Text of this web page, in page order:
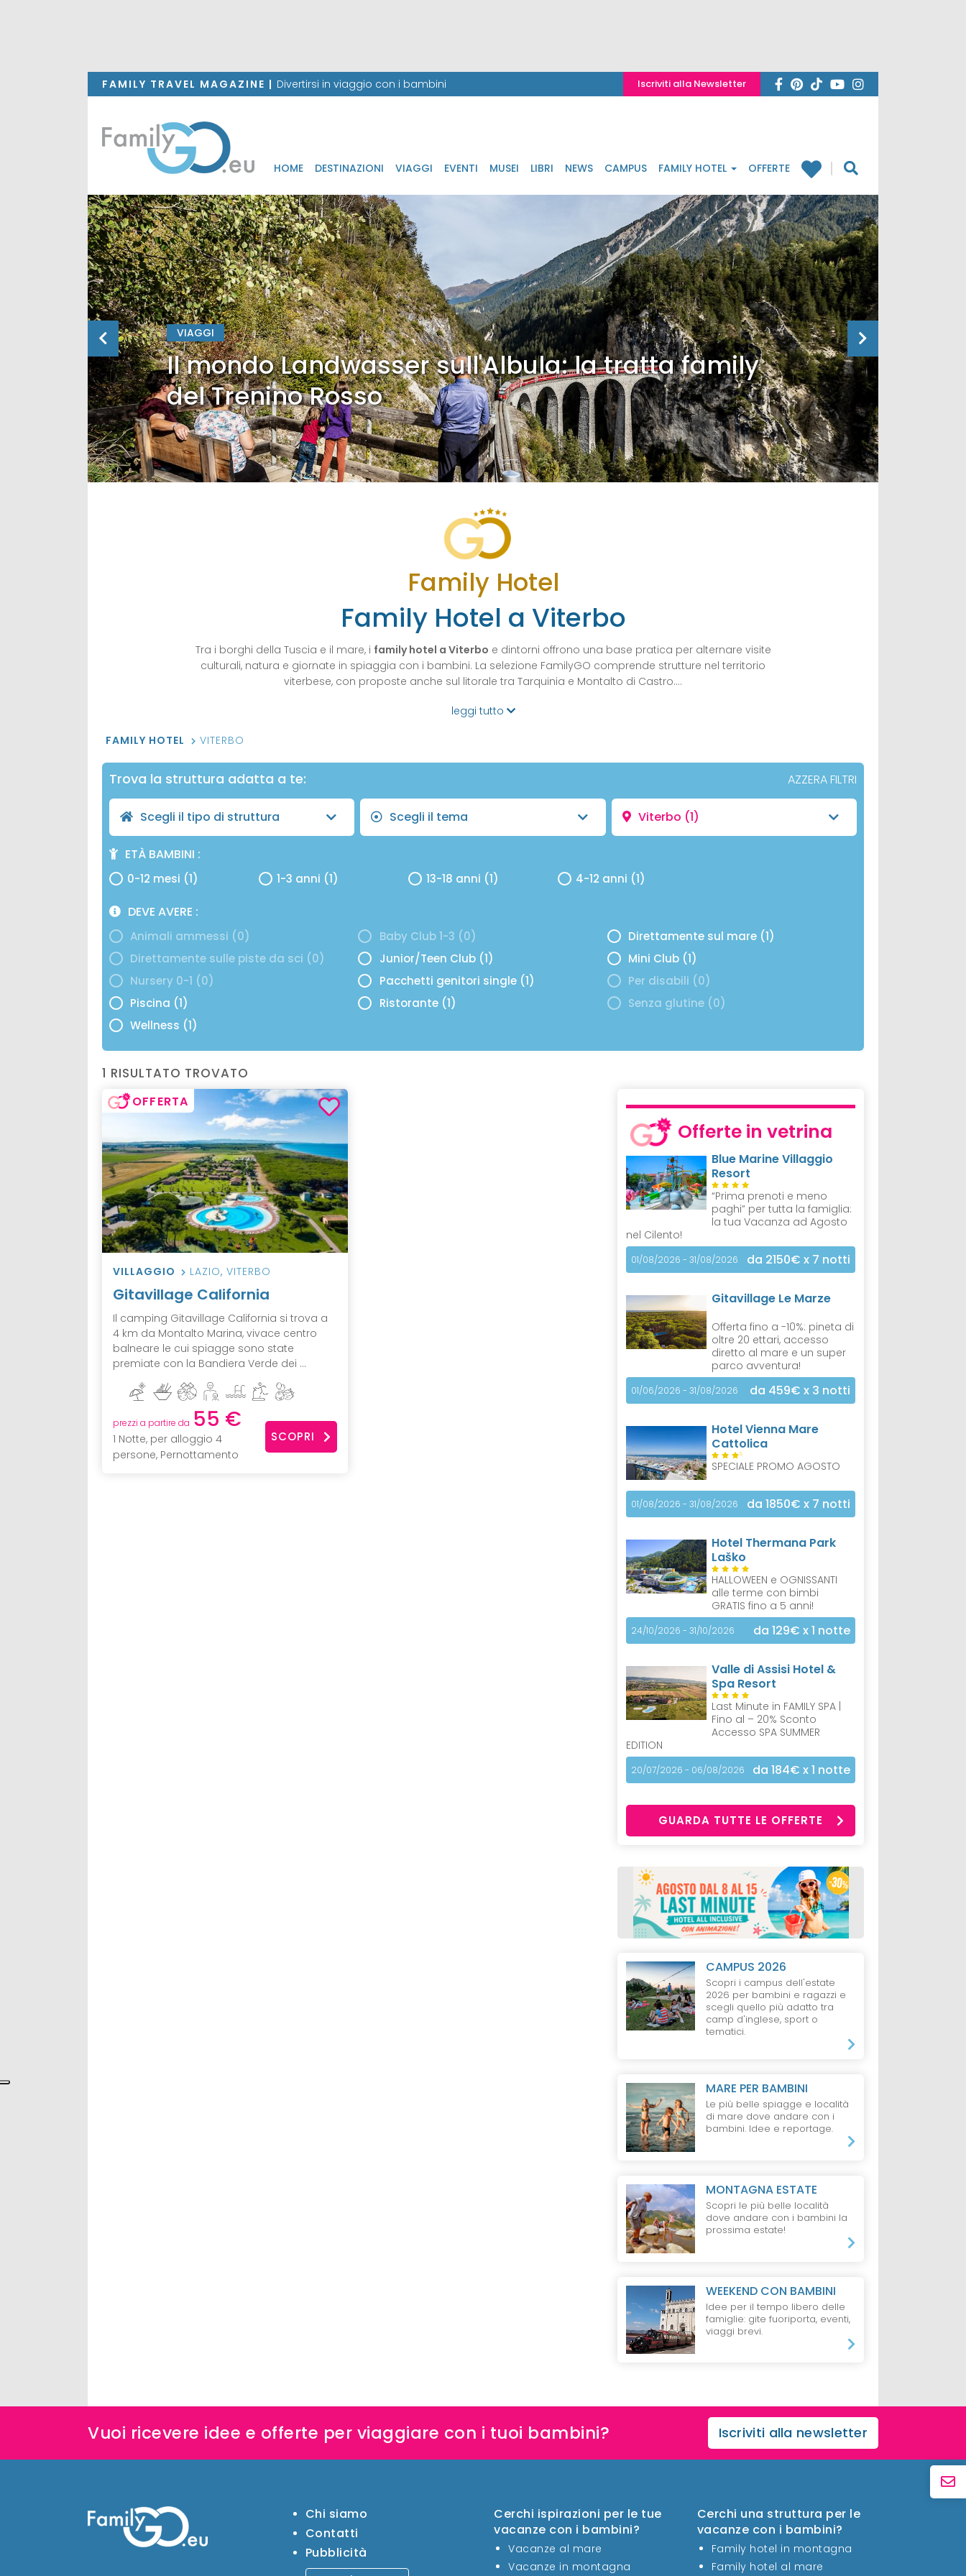
FAMILY TRAVEL MAGAZINE | Divertirsi in viaggio con i bambini Iscriviti alla Newsletter
HOME DESTINAZIONI VIAGGI EVENTI MUSEI LIBRI NEWS CAMPUS FAMILY HOTEL OFFERTE
VIAGGI
Il mondo Landwasser sull'Albula: la tratta family
del Trenino Rosso
Family Hotel
Family Hotel a Viterbo
Tra i borghi della Tuscia e il mare, i family hotel a Viterbo e dintorni offrono una base pratica per alternare visite
culturali, natura e giornate in spiaggia con i bambini. La selezione FamilyGO comprende strutture nel territorio
viterbese, con proposte anche sul litorale tra Tarquinia e Montalto di Castro.…
leggi tutto
FAMILY HOTEL VITERBO
Trova la struttura adatta a te: AZZERA FILTRI
Scegli il tipo di struttura Scegli il tema Viterbo (1)
ETÀ BAMBINI
0-12 mesi (1) 1-3 anni (1) 13-18 anni (1) 4-12 anni (1)
DEVE AVERE
Animali ammessi (0) Baby Club 1-3 (0)
Direttamente sul mare (1)
Direttamente sulle piste da sci (0)
Junior/Teen Club (1)
Mini Club (1)
Nursery 0-1 (0)
Pacchetti genitori single (1)
Per disabili (0)
Piscina (1)
Ristorante (1)
Senza glutine (0)
Wellness (1)
1 RISULTATO TROVATO
OFFERTA
VILLAGGIO LAZIO, VITERBO
Gitavillage California
Il camping Gitavillage California si trova a
4 km da Montalto Marina, vivace centro
balneare le cui spiagge sono state
premiate con la Bandiera Verde dei ...
prezzi a partire da 55 €
1 Notte, per alloggio 4
persone, Pernottamento
SCOPRI
Offerte in vetrina
Blue Marine Villaggio
Resort
“Prima prenoti e meno
paghi” per tutta la famiglia:
la tua Vacanza ad Agosto
nel Cilento!
01/08/2026 - 31/08/2026 da 2150€ x 7 notti
Gitavillage Le Marze
Offerta fino a -10%: pineta di
oltre 20 ettari, accesso
diretto al mare e un super
parco avventura!
01/06/2026 - 31/08/2026 da 459€ x 3 notti
Hotel Vienna Mare
Cattolica
S
SPECIALE PROMO AGOSTO
01/08/2026 - 31/08/2026 da 1850€ x 7 notti
Hotel Thermana Park
Laško
HALLOWEEN e OGNISSANTI
alle terme con bimbi
GRATIS fino a 5 anni!
24/10/2026 - 31/10/2026 da 129€ x 1 notte
Valle di Assisi Hotel &
Spa Resort
Last Minute in FAMILY SPA |
Fino al – 20% Sconto
Accesso SPA SUMMER
EDITION
20/07/2026 - 06/08/2026 da 184€ x 1 notte
GUARDA TUTTE LE OFFERTE
CAMPUS 2026
Scopri i campus dell'estate
2026 per bambini e ragazzi e
scegli quello più adatto tra
camp d'inglese, sport o
tematici.
MARE PER BAMBINI
Le più belle spiagge e località
di mare dove andare con i
bambini. Idee e reportage.
MONTAGNA ESTATE
Scopri le più belle località
dove andare con i bambini la
prossima estate!
WEEKEND CON BAMBINI
Idee per il tempo libero delle
famiglie: gite fuoriporta, eventi,
viaggi brevi.
Vuoi ricevere idee e offerte per viaggiare con i tuoi bambini? Iscriviti alla newsletter
Chi siamo
Contatti
Pubblicità
Cerchi ispirazioni per le tue
vacanze con i bambini?
Vacanze al mare
Vacanze in montagna
Cerchi una struttura per le
vacanze con i bambini?
Family hotel in montagna
Family hotel al mare